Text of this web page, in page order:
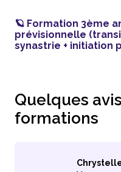
🪐 Formation 3ème
prévisionnelle
synastrie + initiation
Quelques
formations